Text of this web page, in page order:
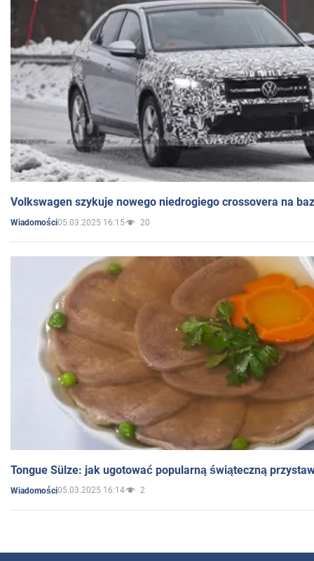
Volkswagen szykuje nowego niedrogiego crossovera na
Wiadomości05.03.2025 16:15 20
Tongue Sülze: jak ugotować popularną świąteczną
Wiadomości05.03.2025 16:14 2